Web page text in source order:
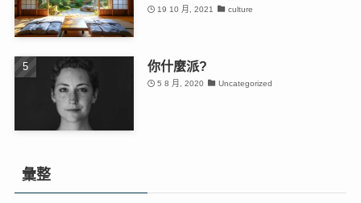
19 10 月, 2021 culture
你什麼派?
5 8 月, 2020 Uncategorized
彙整